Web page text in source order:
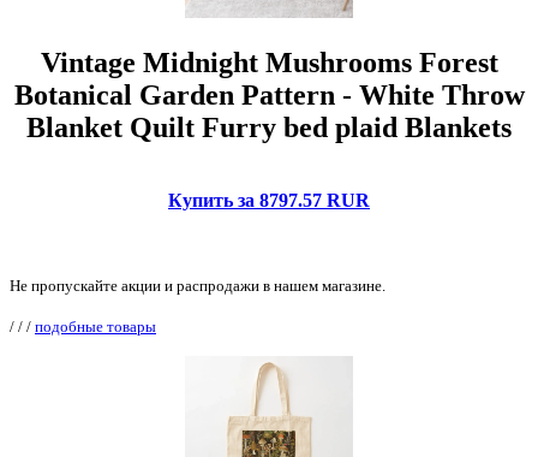
Vintage Midnight Mushrooms Forest
Botanical Garden Pattern - White Throw
Blanket Quilt Furry bed plaid Blankets
Купить за 8797.57 RUR
Не пропускайте акции и распродажи в нашем магазине.
/ / / подобные товары